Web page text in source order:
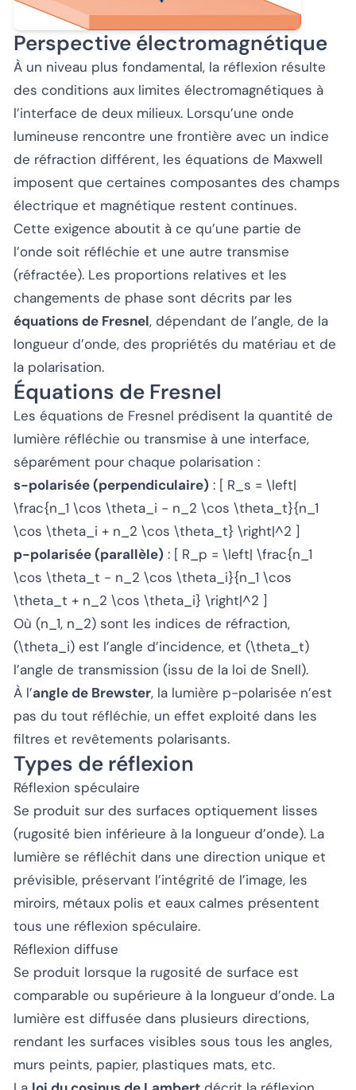
Perspective électromagnétique
À un niveau plus fondamental, la réflexion résulte
des conditions aux limites électromagnétiques à
l’interface de deux milieux. Lorsqu’une onde
lumineuse rencontre une frontière avec un indice
de réfraction différent, les équations de Maxwell
imposent que certaines composantes des champs
électrique et magnétique restent continues.
Cette exigence aboutit à ce qu’une partie de
l’onde soit réfléchie et une autre transmise
(réfractée). Les proportions relatives et les
changements de phase sont décrits par les
équations de Fresnel, dépendant de l’angle, de la
longueur d’onde, des propriétés du matériau et de
la polarisation.
Équations de Fresnel
Les équations de Fresnel prédisent la quantité de
lumière réfléchie ou transmise à une interface,
séparément pour chaque polarisation :
s-polarisée (perpendiculaire) : [ R_s = \left|
\frac{n_1 \cos \theta_i - n_2 \cos \theta_t}{n_1
\cos \theta_i + n_2 \cos \theta_t} \right|^2 ]
p-polarisée (parallèle) : [ R_p = \left| \frac{n_1
\cos \theta_t - n_2 \cos \theta_i}{n_1 \cos
\theta_t + n_2 \cos \theta_i} \right|^2 ]
Où (n_1, n_2) sont les indices de réfraction,
(\theta_i) est l’angle d’incidence, et (\theta_t)
l’angle de transmission (issu de la loi de Snell).
À l’angle de Brewster, la lumière p-polarisée n’est
pas du tout réfléchie, un effet exploité dans les
filtres et revêtements polarisants.
Types de réflexion
Réflexion spéculaire
Se produit sur des surfaces optiquement lisses
(rugosité bien inférieure à la longueur d’onde). La
lumière se réfléchit dans une direction unique et
prévisible, préservant l’intégrité de l’image, les
miroirs, métaux polis et eaux calmes présentent
tous une réflexion spéculaire.
Réflexion diffuse
Se produit lorsque la rugosité de surface est
comparable ou supérieure à la longueur d’onde. La
lumière est diffusée dans plusieurs directions,
rendant les surfaces visibles sous tous les angles,
murs peints, papier, plastiques mats, etc.